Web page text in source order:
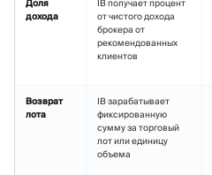
Доля
дохода
IB получает процент
от чистого дохода
брокера от
рекомендованных
клиентов
Возврат
лота
IB зарабатывает
фиксированную
сумму за торговый
лот или единицу
объема